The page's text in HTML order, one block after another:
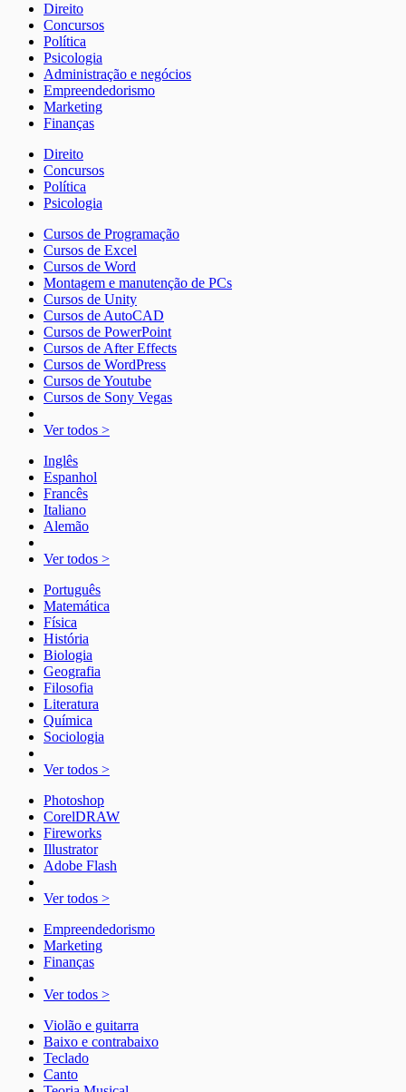
Direito
Concursos
Política
Psicologia
Administração e negócios
Empreendedorismo
Marketing
Finanças
Direito
Concursos
Política
Psicologia
Cursos de Programação
Cursos de Excel
Cursos de Word
Montagem e manutenção de PCs
Cursos de Unity
Cursos de AutoCAD
Cursos de PowerPoint
Cursos de After Effects
Cursos de WordPress
Cursos de Youtube
Cursos de Sony Vegas
Ver todos >
Inglês
Espanhol
Francês
Italiano
Alemão
Ver todos >
Português
Matemática
Física
História
Biologia
Geografia
Filosofia
Literatura
Química
Sociologia
Ver todos >
Photoshop
CorelDRAW
Fireworks
Illustrator
Adobe Flash
Ver todos >
Empreendedorismo
Marketing
Finanças
Ver todos >
Violão e guitarra
Baixo e contrabaixo
Teclado
Canto